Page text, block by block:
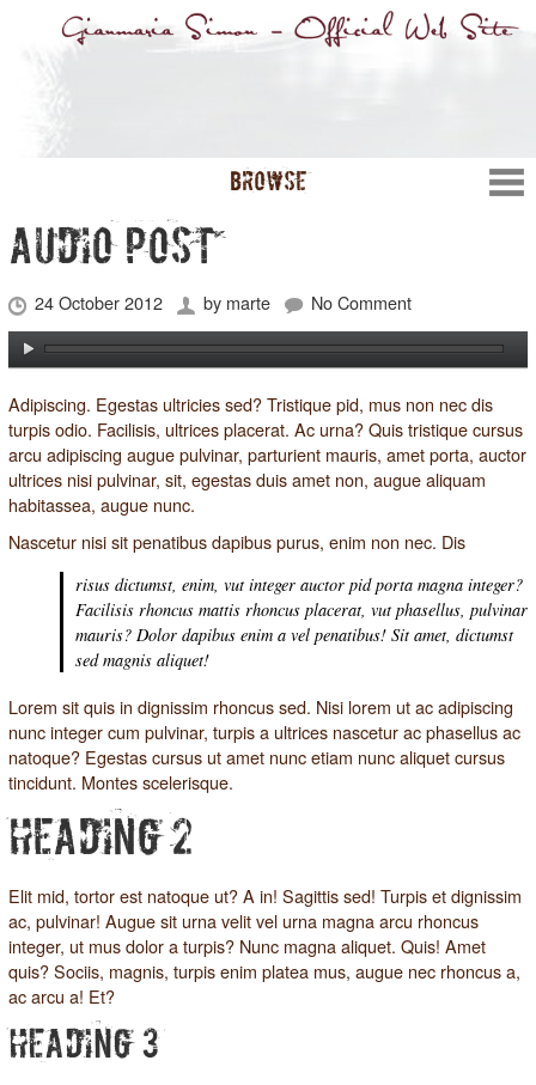
BROWSE
AUDIO POST
24 October 2012 by marte No Comment
Adipiscing. Egestas ultricies sed? Tristique pid, mus non nec dis
turpis odio. Facilisis, ultrices placerat. Ac urna? Quis tristique cursus
arcu adipiscing augue pulvinar, parturient mauris, amet porta, auctor
ultrices nisi pulvinar, sit, egestas duis amet non, augue aliquam
habitassea, augue nunc.
Nascetur nisi sit penatibus dapibus purus, enim non nec. Dis
risus dictumst, enim, vut integer auctor pid porta magna integer?
Facilisis rhoncus mattis rhoncus placerat, vut phasellus, pulvinar
mauris? Dolor dapibus enim a vel penatibus! Sit amet, dictumst
sed magnis aliquet!
Lorem sit quis in dignissim rhoncus sed. Nisi lorem ut ac adipiscing
nunc integer cum pulvinar, turpis a ultrices nascetur ac phasellus ac
natoque? Egestas cursus ut amet nunc etiam nunc aliquet cursus
tincidunt. Montes scelerisque.
HEADING 2
Elit mid, tortor est natoque ut? A in! Sagittis sed! Turpis et dignissim
ac, pulvinar! Augue sit urna velit vel urna magna arcu rhoncus
integer, ut mus dolor a turpis? Nunc magna aliquet. Quis! Amet
quis? Sociis, magnis, turpis enim platea mus, augue nec rhoncus a,
ac arcu a! Et?
HEADING 3